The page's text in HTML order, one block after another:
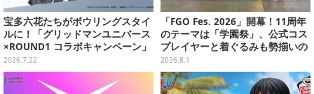
宝多六花たちがボウリングスタイ
ルに！「グリッドマンユニバース
×ROUND1 コラボキャンペーン」
開催決定、企画やグッズ販売を実
施
2026.7.22
「FGO Fes. 2026」開幕！11周年
のテーマは「学園祭」、公式コス
プレイヤーと着ぐるみも勢揃いの
カルデア学園はお祭り一色
2026.8.1